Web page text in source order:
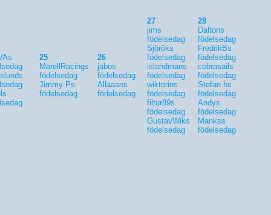
25
MarellRacings
födelsedag
Jimmy Ps
födelsedag
26
jabos
födelsedag
Allaaans
födelsedag
27
jims
födelsedag
Sjöröks
födelsedag
islandmans
födelsedag
wiktorins
födelsedag
filtur89s
födelsedag
GustavWiks
födelsedag
28
Daltons
födelsedag
FredrikBs
födelsedag
cobrasails
födelsedag
Stefan hs
födelsedag
Andys
födelsedag
Mankss
födelsedag